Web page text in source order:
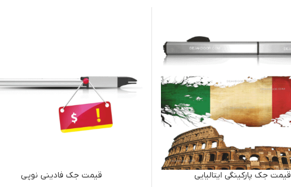
قیمت جک پارکینگی ایتالیایی قیمت جک فادینی نوپی